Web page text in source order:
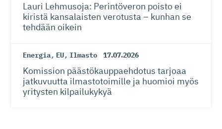
Lauri Lehmusoja: Perintöveron poisto ei
kiristä kansalaisten verotusta – kunhan se
tehdään oikein
Energia, EU, Ilmasto 17.07.2026
Komission päästökaup­paehdotus tarjoaa
jatkuvuutta ilmastotoimille ja huomioi myös
yritysten kilpailukykyä